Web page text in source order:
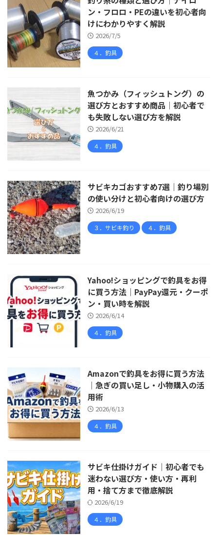
ン・フロロ・PEの違いを初心者向
けにわかりやすく解説
2026/7/5
４．釣具
魚つかみ（フィッシュトング）の
選び方とおすすめ商品｜初心者で
も失敗しない選び方を解説
2026/6/21
４．釣具
サビキカゴおすすめ7選｜釣り場別
の使い分けと初心者向けの選び方
2026/6/19
３．サビキ釣り ４．釣具
Yahoo!ショッピングで釣具をお得
に買う方法｜PayPay還元・クーポ
ン・買い時を解説
2026/6/14
４．釣具
Amazonで釣具をお得に買う方法
｜急ぎの買い足し・小物購入の活
用術
2026/6/13
４．釣具
サビキ仕掛けガイド｜初心者でも
迷わない選び方・使い方・再利
用・捨て方まで徹底解説
2026/6/19
４．釣具